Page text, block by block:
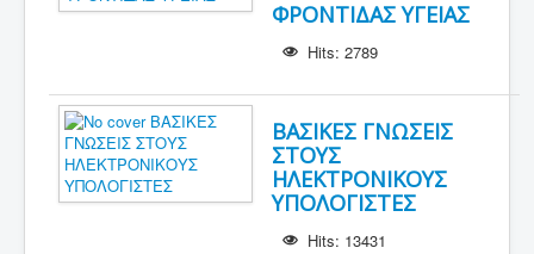
ΦΡΟΝΤΙΔΑΣ ΥΓΕΙΑΣ
Hits: 2789
ΒΑΣΙΚΕΣ ΓΝΩΣΕΙΣ
ΣΤΟΥΣ
ΗΛΕΚΤΡΟΝΙΚΟΥΣ
ΥΠΟΛΟΓΙΣΤΕΣ
Hits: 13431